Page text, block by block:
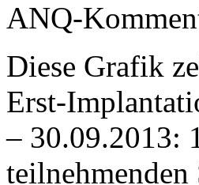
ANQ-
Diese Grafik
Erst-
– 30.09.2013: